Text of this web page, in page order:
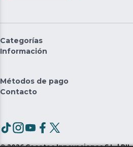
Categorías
Información
Métodos de pago
Contacto